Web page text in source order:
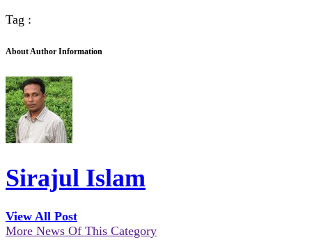
Tag :
About Author Information
Sirajul Islam
View All Post
More News Of This Category